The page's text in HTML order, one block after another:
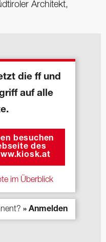
Architekt,
die ff und
auf alle
besuchen
des
im Überblick
» Anmelden